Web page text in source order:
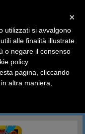
XY Antiche Origini
×
08 al 24/08
07/08 verranno
Hobby
×
utilizzati si avvalgono
alle finalità illustrate
o negare il consenso
policy.
pagina, cliccando
altra maniera,